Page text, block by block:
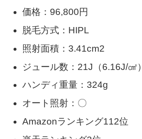
価格：96,800円
脱毛方式：HIPL
照射面積：3.41cm2
ジュール数：21J（6.16J/㎠）
ハンディ重量：324g
オート照射：〇
Amazonランキング112位